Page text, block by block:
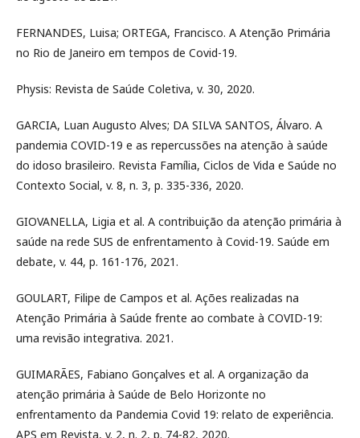
FERNANDES, Luisa; ORTEGA, Francisco. A Atenção Primária
no Rio de Janeiro em tempos de Covid-19.
Physis: Revista de Saúde Coletiva, v. 30, 2020.
GARCIA, Luan Augusto Alves; DA SILVA SANTOS, Álvaro. A
pandemia COVID-19 e as repercussões na atenção à saúde
do idoso brasileiro. Revista Família, Ciclos de Vida e Saúde no
Contexto Social, v. 8, n. 3, p. 335-336, 2020.
GIOVANELLA, Ligia et al. A contribuição da atenção primária à
saúde na rede SUS de enfrentamento à Covid-19. Saúde em
debate, v. 44, p. 161-176, 2021.
GOULART, Filipe de Campos et al. Ações realizadas na
Atenção Primária à Saúde frente ao combate à COVID-19:
uma revisão integrativa. 2021.
GUIMARÃES, Fabiano Gonçalves et al. A organização da
atenção primária à Saúde de Belo Horizonte no
enfrentamento da Pandemia Covid 19: relato de experiência.
APS em Revista, v. 2, n. 2, p. 74-82, 2020.